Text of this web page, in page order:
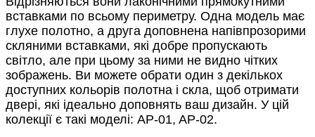
вставками по всьому периметру. Одна модель має
глухе полотно, а друга доповнена напівпрозорими
скляними вставками, які добре пропускають
світло, але при цьому за ними не видно чітких
зображень. Ви можете обрати один з декількох
доступних кольорів полотна і скла, щоб отримати
двері, які ідеально доповнять ваш дизайн. У цій
колекції є такі моделі: AP-01, AP-02.